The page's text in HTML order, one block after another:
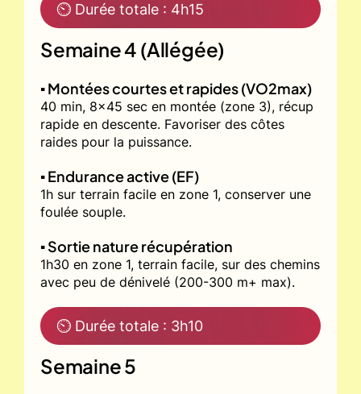
⏲ Durée totale : 4h15
Semaine 4 (Allégée)
▪️ Montées courtes et rapides (VO2max)
40 min, 8x45 sec en montée (zone 3), récup
rapide en descente. Favoriser des côtes
raides pour la puissance.
▪️ Endurance active (EF)
1h sur terrain facile en zone 1, conserver une
foulée souple.
▪️ Sortie nature récupération
1h30 en zone 1, terrain facile, sur des chemins
avec peu de dénivelé (200-300 m+ max).
⏲ Durée totale : 3h10
Semaine 5